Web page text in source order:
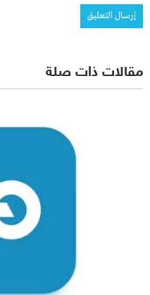
مقالات ذات صلة